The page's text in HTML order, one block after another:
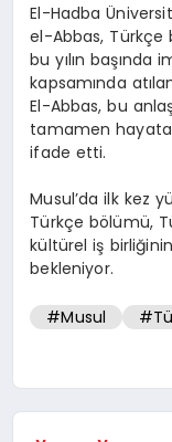
El-Hadba
el-Abbas, Türkçe
bu yılın başında
kapsamında
El-Abbas, bu
tamamen
ifade etti.
Musul’da ilk kez
Türkçe bölümü,
kültürel iş
bekleniyor.
#Musul